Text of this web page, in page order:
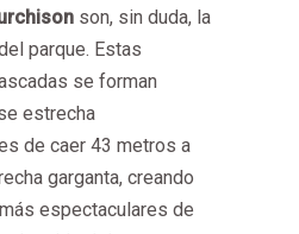
son, sin duda, la
parque. Estas
se forman
estrecha
de caer 43 metros a
garganta, creando
espectaculares de